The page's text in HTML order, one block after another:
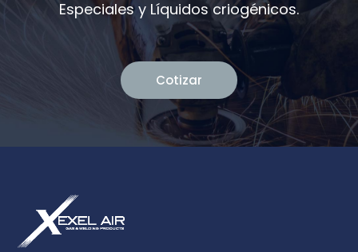
Especiales y Líquidos criogénicos.
Cotizar